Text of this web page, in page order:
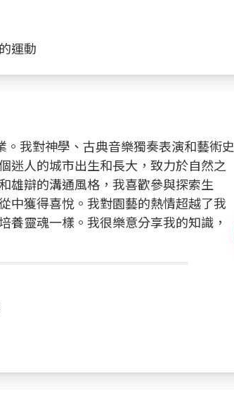
運動
我對神學、古典音樂獨奏表演和藝術史
迷人的城市出生和長大，致力於自然之
雄辯的溝通風格，我喜歡參與探索生
中獲得喜悅。我對園藝的熱情超越了我
養靈魂一樣。我很樂意分享我的知識，